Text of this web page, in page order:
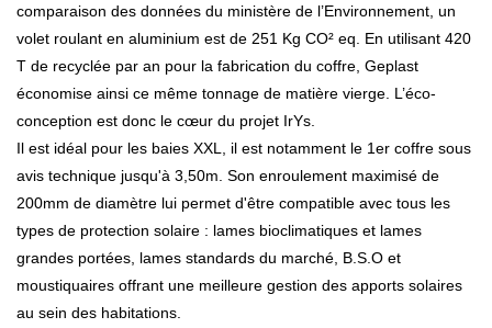
comparaison des données du ministère de l’Environnement, un
volet roulant en aluminium est de 251 Kg CO² eq. En utilisant 420
T de recyclée par an pour la fabrication du coffre, Geplast
économise ainsi ce même tonnage de matière vierge. L’éco-
conception est donc le cœur du projet IrYs.
Il est idéal pour les baies XXL, il est notamment le 1er coffre sous
avis technique jusqu'à 3,50m. Son enroulement maximisé de
200mm de diamètre lui permet d'être compatible avec tous les
types de protection solaire : lames bioclimatiques et lames
grandes portées, lames standards du marché, B.S.O et
moustiquaires offrant une meilleure gestion des apports solaires
au sein des habitations.